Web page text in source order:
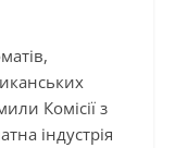
Комісії з
індустрія